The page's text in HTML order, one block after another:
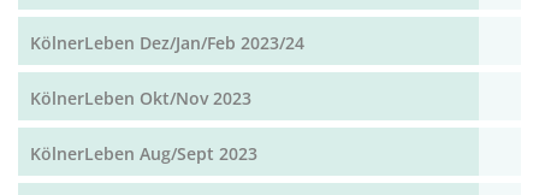
KölnerLeben Dez/Jan/Feb 2023/24
KölnerLeben Okt/Nov 2023
KölnerLeben Aug/Sept 2023